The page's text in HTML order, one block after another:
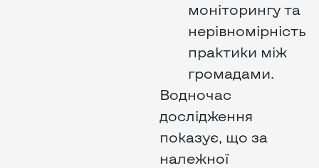
моніторингу та
нерівномірність
практики між
громадами.
Водночас
дослідження
показує, що за
належної